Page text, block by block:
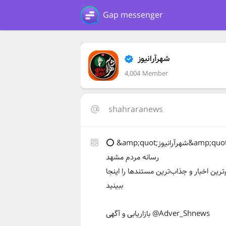
Gap messenger
شهرآرانیوز
4,004 Member
shahraranews
⭕️ &amp;quot;شهرآرانیوز&amp;quot;
رسانه مردم مشهد
اخبار و جذاب‌ترین مستندها را اینجا
ببینید
بازاریابی و آگهی @Adver_Shnews